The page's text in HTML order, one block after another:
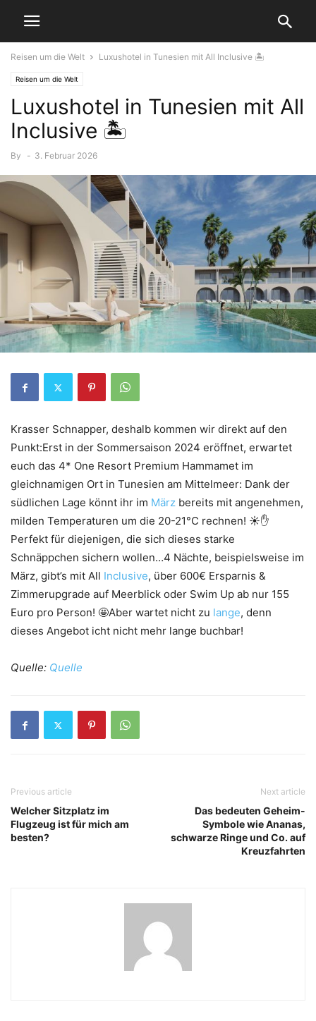
Reisen um die Welt Luxushotel in Tunesien mit All Inclusive 🏝️
Reisen um die Welt
Luxushotel in Tunesien mit All
Inclusive 🏝️
By - 3. Februar 2026
Krasser Schnapper, deshalb kommen wir direkt auf den
Punkt:Erst in der Sommersaison 2024 eröffnet, erwartet
euch das 4* One Resort Premium Hammamet im
gleichnamigen Ort in Tunesien am Mittelmeer: Dank der
südlichen Lage könnt ihr im März bereits mit angenehmen,
milden Temperaturen um die 20-21°C rechnen! ☀️✋
Perfekt für diejenigen, die sich dieses starke
Schnäppchen sichern wollen…4 Nächte, beispielsweise im
März, gibt’s mit All Inclusive, über 600€ Ersparnis &
Zimmerupgrade auf Meerblick oder Swim Up ab nur 155
Euro pro Person! 🤩Aber wartet nicht zu lange, denn
dieses Angebot icht nicht mehr lange buchbar!
Quelle: Quelle
Previous article
Welcher Sitzplatz im
Flugzeug ist für mich am
besten?
Next article
Das bedeuten Geheim-
Symbole wie Ananas,
schwarze Ringe und Co. auf
Kreuzfahrten